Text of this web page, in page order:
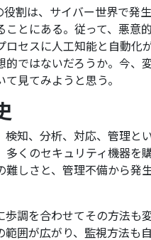
割は、サイバー世界で発
とにある。従って、悪意
セスに人工知能と自動化
ではないだろうか。今、
見てみようと思う。
知、分析、対応、管理と
くのセキュリティ機器を
しさと、管理不備から発
調を合わせてその方法も
囲が広がり、監視方法も